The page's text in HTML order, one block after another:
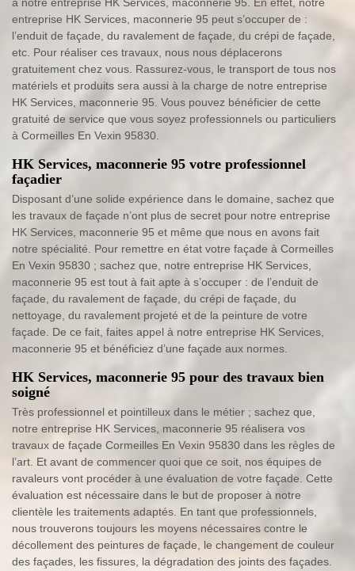
à notre entreprise HK Services, maconnerie 95. En effet, notre
entreprise HK Services, maconnerie 95 peut s’occuper de :
l’enduit de façade, du ravalement de façade, du crépi de façade,
etc. Pour réaliser ces travaux, nous nous déplacerons
gratuitement chez vous. Rassurez-vous, le transport de tous nos
matériels et produits sera aussi à la charge de notre entreprise
HK Services, maconnerie 95. Vous pouvez bénéficier de cette
gratuité de service que vous soyez professionnels ou particuliers
à Cormeilles En Vexin 95830.
HK Services, maconnerie 95 votre professionnel
façadier
Disposant d’une solide expérience dans le domaine, sachez que
les travaux de façade n’ont plus de secret pour notre entreprise
HK Services, maconnerie 95 et même que nous en avons fait
notre spécialité. Pour remettre en état votre façade à Cormeilles
En Vexin 95830 ; sachez que, notre entreprise HK Services,
maconnerie 95 est tout à fait apte à s’occuper : de l’enduit de
façade, du ravalement de façade, du crépi de façade, du
nettoyage, du ravalement projeté et de la peinture de votre
façade. De ce fait, faites appel à notre entreprise HK Services,
maconnerie 95 et bénéficiez d’une façade aux normes.
HK Services, maconnerie 95 pour des travaux bien
soigné
Très professionnel et pointilleux dans le métier ; sachez que,
notre entreprise HK Services, maconnerie 95 réalisera vos
travaux de façade Cormeilles En Vexin 95830 dans les règles de
l’art. Et avant de commencer quoi que ce soit, nos équipes de
ravaleurs vont procéder à une évaluation de votre façade. Cette
évaluation est nécessaire dans le but de proposer à notre
clientèle les traitements adaptés. En tant que professionnels,
nous trouverons toujours les moyens nécessaires contre le
décollement des peintures de façade, le changement de couleur
des façades, les fissures, la dégradation des joints des façades.